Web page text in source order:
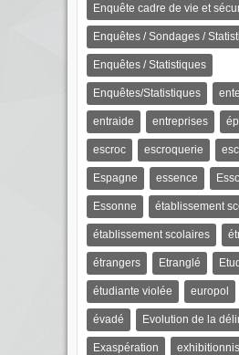
Enquête cadre de vie et
Enquêtes / Sondages /
Enquêtes / Statistiques
Enquêtes/Statistiques
entraide entreprises
escroc escroquerie
Espagne essence
Essonne établissement
établissement scolaires
étrangers Etranglé
étudiante violée europol
évadé Evolution de la
Exaspération